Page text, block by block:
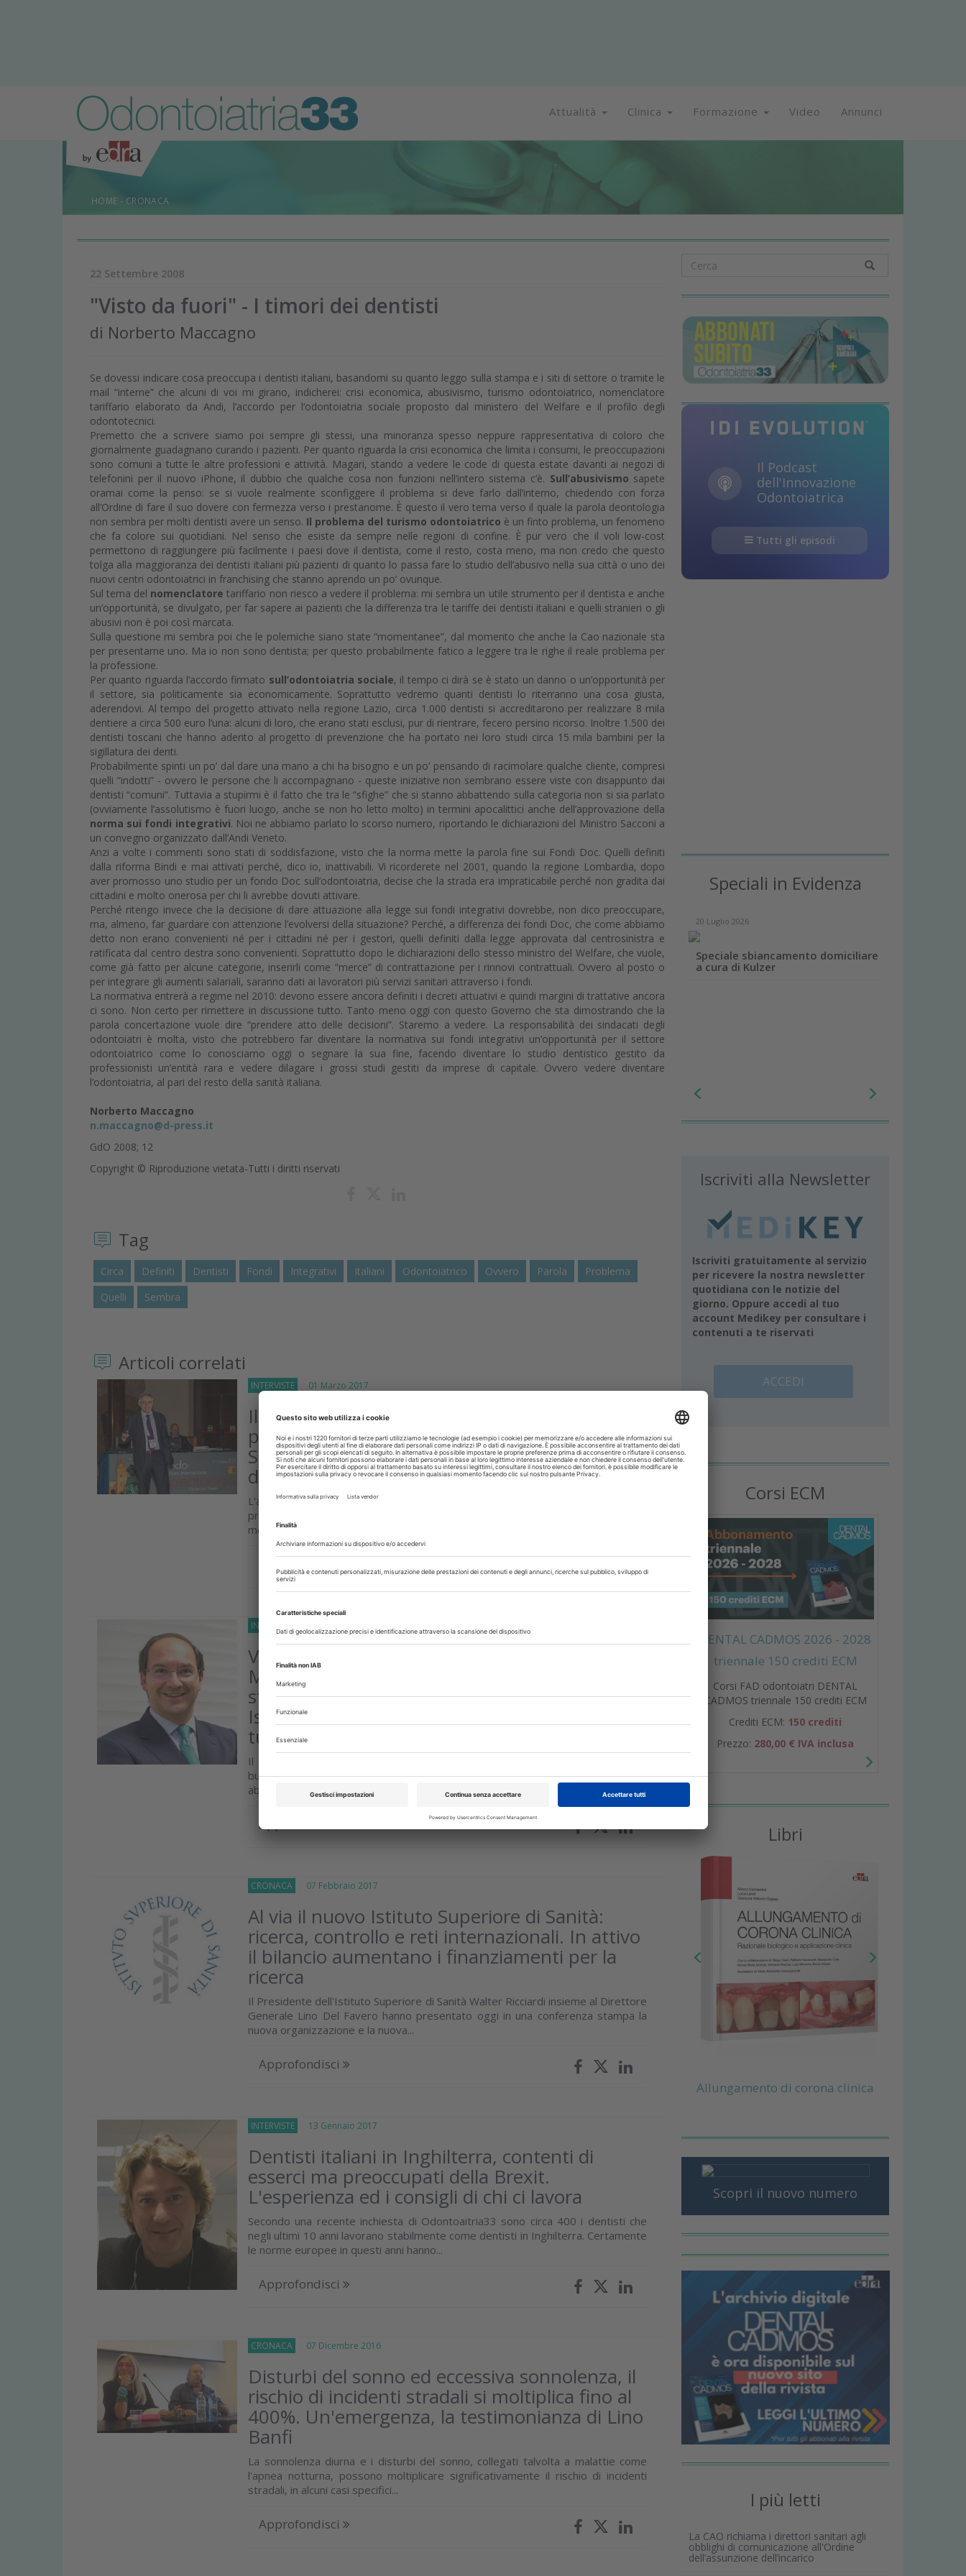
Attualità Clinica Formazione Video Annunci
HOME - CRONACA
22 Settembre 2008
"Visto da fuori" - I timori dei dentisti
di Norberto Maccagno
Se dovessi indicare cosa preoccupa i dentisti italiani, basandomi su quanto leggo sulla stampa e i siti di settore o tramite le
mail “interne” che alcuni di voi mi girano, indicherei: crisi economica, abusivismo, turismo odontoiatrico, nomenclatore
tariffario elaborato da Andi, l’accordo per l‘odontoiatria sociale proposto dal ministero del Welfare e il profilo degli
odontotecnici.
Premetto che a scrivere siamo poi sempre gli stessi, una minoranza spesso neppure rappresentativa di coloro che
giornalmente guadagnano curando i pazienti. Per quanto riguarda la crisi economica che limita i consumi, le preoccupazioni
sono comuni a tutte le altre professioni e attività. Magari, stando a vedere le code di questa estate davanti ai negozi di
telefonini per il nuovo iPhone, il dubbio che qualche cosa non funzioni nell’intero sistema c’è. Sull’abusivismo sapete
oramai come la penso: se si vuole realmente sconfiggere il problema si deve farlo dall’interno, chiedendo con forza
all’Ordine di fare il suo dovere con fermezza verso i prestanome. È questo il vero tema verso il quale la parola deontologia
non sembra per molti dentisti avere un senso. Il problema del turismo odontoiatrico è un finto problema, un fenomeno
che fa colore sui quotidiani. Nel senso che esiste da sempre nelle regioni di confine. È pur vero che il voli low-cost
permettono di raggiungere più facilmente i paesi dove il dentista, come il resto, costa meno, ma non credo che questo
tolga alla maggioranza dei dentisti italiani più pazienti di quanto lo passa fare lo studio dell’abusivo nella sua città o uno dei
nuovi centri odontoiatrici in franchising che stanno aprendo un po’ ovunque.
Sul tema del nomenclatoretariffario non riesco a vedere il problema: mi sembra un utile strumento per il dentista e anche
un’opportunità, se divulgato, per far sapere ai pazienti che la differenza tra le tariffe dei dentisti italiani e quelli stranieri o gli
abusivi non è poi così marcata.
Sulla questione mi sembra poi che le polemiche siano state “momentanee”, dal momento che anche la Cao nazionale sta
per presentarne uno. Ma io non sono dentista; per questo probabilmente fatico a leggere tra le righe il reale problema per
la professione.
Per quanto riguarda l’accordo firmato sull’odontoiatria sociale, il tempo ci dirà se è stato un danno o un’opportunità per
il settore, sia politicamente sia economicamente. Soprattutto vedremo quanti dentisti lo riterranno una cosa giusta,
aderendovi. Al tempo del progetto attivato nella regione Lazio, circa 1.000 dentisti si accreditarono per realizzare 8 mila
dentiere a circa 500 euro l’una: alcuni di loro, che erano stati esclusi, pur di rientrare, fecero persino ricorso. Inoltre 1.500 dei
dentisti toscani che hanno aderito al progetto di prevenzione che ha portato nei loro studi circa 15 mila bambini per la
sigillatura dei denti.
Probabilmente spinti un po’ dal dare una mano a chi ha bisogno e un po’ pensando di racimolare qualche cliente, compresi
quelli “indotti” - ovvero le persone che li accompagnano - queste iniziative non sembrano essere viste con disappunto dai
dentisti “comuni”. Tuttavia a stupirmi è il fatto che tra le “sfighe” che si stanno abbattendo sulla categoria non si sia parlato
(ovviamente l’assolutismo è fuori luogo, anche se non ho letto molto) in termini apocalittici anche dell’approvazione della
norma sui fondi integrativi. Noi ne abbiamo parlato lo scorso numero, riportando le dichiarazioni del Ministro Sacconi a
un convegno organizzato dall’Andi Veneto.
Anzi a volte i commenti sono stati di soddisfazione, visto che la norma mette la parola fine sui Fondi Doc. Quelli definiti
dalla riforma Bindi e mai attivati perché, dico io, inattivabili. Vi ricorderete nel 2001, quando la regione Lombardia, dopo
aver promosso uno studio per un fondo Doc sull’odontoiatria, decise che la strada era impraticabile perché non gradita dai
cittadini e molto onerosa per chi li avrebbe dovuti attivare.
Perché ritengo invece che la decisione di dare attuazione alla legge sui fondi integrativi dovrebbe, non dico preoccupare,
ma, almeno, far guardare con attenzione l’evolversi della situazione? Perché, a differenza dei fondi Doc, che come abbiamo
detto non erano convenienti né per i cittadini né per i gestori, quelli definiti dalla legge approvata dal centrosinistra e
ratificata dal centro destra sono convenienti. Soprattutto dopo le dichiarazioni dello stesso ministro del Welfare, che vuole,
come già fatto per alcune categorie, inserirli come “merce” di contrattazione per i rinnovi contrattuali. Ovvero al posto o
per integrare gli aumenti salariali, saranno dati ai lavoratori più servizi sanitari attraverso i fondi.
La normativa entrerà a regime nel 2010: devono essere ancora definiti i decreti attuativi e quindi margini di trattative ancora
ci sono. Non certo per rimettere in discussione tutto. Tanto meno oggi con questo Governo che sta dimostrando che la
parola concertazione vuole dire “prendere atto delle decisioni”. Staremo a vedere. La responsabilità dei sindacati degli
odontoiatri è molta, visto che potrebbero far diventare la normativa sui fondi integrativi un’opportunità per il settore
odontoiatrico come lo conosciamo oggi o segnare la sua fine, facendo diventare lo studio dentistico gestito da
professionisti un’entità rara e vedere dilagare i grossi studi gestiti da imprese di capitale. Ovvero vedere diventare
l’odontoiatria, al pari del resto della sanità italiana.
Norberto Maccagno
n.maccagno@d-press.it
GdO 2008; 12
Copyright © Riproduzione vietata-Tutti i diritti riservati
Tag
Circa Definiti Dentisti Fondi Integrativi Italiani Odontoiatrico Ovvero Parola
Problema
Quelli
Sembra
Articoli correlati
INTERVISTE 01 Marzo 2017
Il mercato spagnolo degli impianti e della
protesica in mano alle Catene. Rosso (Key-
Stone), sono cambiate le logiche nella scelta
del dentista e della cura
L'avvento nel mercato italiano delle Catene odontoiatriche ha ovviamente
preoccupato la libera professione che vede minacciata la propria leadership di
mercato. Da quando le prime Catene hanno aperto...
INTERVISTE 20 Febbraio 2017
Vitaldent torna ad investire in Italia. Javier
Martin Ocana (CEO del Gruppo) ci spiega le
strategie e annuncia: vogliamo scrivere con le
Istituzioni e gli Ordini nuove regole per
tutelare i pazienti
Il 16 febbraio dello scorso anno la polizia spagnola arrestava Ernesto Colman e
buona parte del gruppo dirigente Vitaldent. Ad un anno esatto da questi fatti,
abbiamo incontrato a Milano Javier...
Approfondisci
CRONACA 07 Febbraio 2017
Al via il nuovo Istituto Superiore di Sanità:
ricerca, controllo e reti internazionali. In attivo
il bilancio aumentano i finanziamenti per la
ricerca
Il Presidente dell'Istituto Superiore di Sanità Walter Ricciardi insieme al Direttore
Generale Lino Del Favero hanno presentato oggi in una conferenza stampa la
nuova organizzazione e la nuova...
Approfondisci
INTERVISTE 13 Gennaio 2017
Dentisti italiani in Inghilterra, contenti di
esserci ma preoccupati della Brexit.
L'esperienza ed i consigli di chi ci lavora
Secondo una recente inchiesta di Odontoaitria33 sono circa 400 i dentisti che
negli ultimi 10 anni lavorano stabilmente come dentisti in Inghilterra. Certamente
le norme europee in questi anni hanno...
Approfondisci
CRONACA 07 Dicembre 2016
Disturbi del sonno ed eccessiva sonnolenza, il
rischio di incidenti stradali si moltiplica fino al
400%. Un'emergenza, la testimonianza di Lino
Banfi
La sonnolenza diurna e i disturbi del sonno, collegati talvolta a malattie come
l'apnea notturna, possono moltiplicare significativamente il rischio di incidenti
stradali, in alcuni casi specifici...
Approfondisci
Il Podcast
dell'Innovazione
Odontoiatrica
Tutti gli episodi
Speciali in Evidenza
20 Luglio 2026
Speciale sbiancamento domiciliare
a cura di Kulzer
Iscriviti alla Newsletter
Iscriviti gratuitamente al servizio
per ricevere la nostra newsletter
quotidiana con le notizie del
giorno. Oppure accedi al tuo
account Medikey per consultare i
contenuti a te riservati
ACCEDI
Corsi ECM
DENTAL CADMOS 2026 - 2028
triennale 150 crediti ECM
Corsi FAD odontoiatri DENTAL
CADMOS triennale 150 crediti ECM
Crediti ECM: 150 crediti
Prezzo: 280,00 € IVA inclusa
Libri
Allungamento di corona clinica
Scopri il nuovo numero
I più letti
La CAO richiama i direttori sanitari agli
obblighi di comunicazione all'Ordine
dell’assunzione dell’incarico